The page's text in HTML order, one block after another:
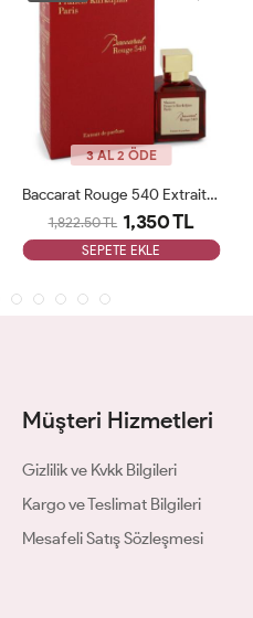
3 AL 2 ÖDE
Baccarat Rouge 540 Extrait De Parfum Maison Arc JLT Unisex
1,822.50 TL 1,350 TL
SEPETE EKLE
Müşteri Hizmetleri
Gizlilik ve Kvkk Bilgileri
Kargo ve Teslimat Bilgileri
Mesafeli Satış Sözleşmesi